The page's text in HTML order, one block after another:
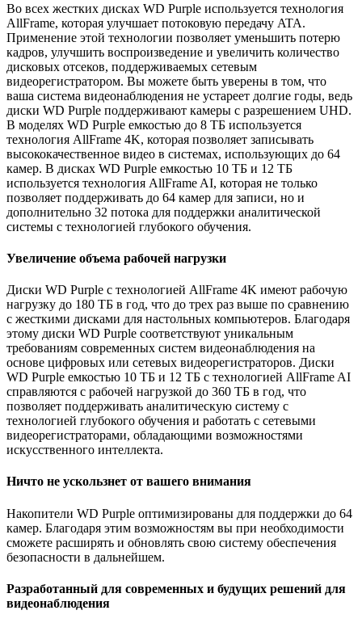
Во всех жестких дисках WD Purple используется технология
AllFrame, которая улучшает потоковую передачу ATA.
Применение этой технологии позволяет уменьшить потерю
кадров, улучшить воспроизведение и увеличить количество
дисковых отсеков, поддерживаемых сетевым
видеорегистратором. Вы можете быть уверены в том, что
ваша система видеонаблюдения не устареет долгие годы, ведь
диски WD Purple поддерживают камеры с разрешением UHD.
В моделях WD Purple емкостью до 8 ТБ используется
технология AllFrame 4K, которая позволяет записывать
высококачественное видео в системах, использующих до 64
камер. В дисках WD Purple емкостью 10 ТБ и 12 ТБ
используется технология AllFrame AI, которая не только
позволяет поддерживать до 64 камер для записи, но и
дополнительно 32 потока для поддержки аналитической
системы с технологией глубокого обучения.
Увеличение объема рабочей нагрузки
Диски WD Purple с технологией AllFrame 4K имеют рабочую
нагрузку до 180 ТБ в год, что до трех раз выше по сравнению
с жесткими дисками для настольных компьютеров. Благодаря
этому диски WD Purple соответствуют уникальным
требованиям современных систем видеонаблюдения на
основе цифровых или сетевых видеорегистраторов. Диски
WD Purple емкостью 10 ТБ и 12 ТБ с технологией AllFrame AI
справляются с рабочей нагрузкой до 360 ТБ в год, что
позволяет поддерживать аналитическую систему с
технологией глубокого обучения и работать с сетевыми
видеорегистраторами, обладающими возможностями
искусственного интеллекта.
Ничто не ускользнет от вашего внимания
Накопители WD Purple оптимизированы для поддержки до 64
камер. Благодаря этим возможностям вы при необходимости
сможете расширять и обновлять свою систему обеспечения
безопасности в дальнейшем.
Разработанный для современных и будущих решений для
видеонаблюдения